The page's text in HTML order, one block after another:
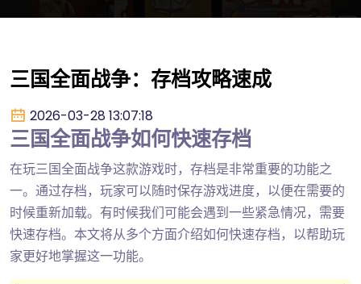
三国全面战争：存档攻略速成
2026-03-28 13:07:18
三国全面战争如何快速存档
在玩三国全面战争这款游戏时，存档是非常重要的功能之
一。通过存档，玩家可以随时保存游戏进度，以便在需要的
时候重新加载。有时候我们可能会遇到一些紧急情况，需要
快速存档。本文将从多个方面介绍如何快速存档，以帮助玩
家更好地掌握这一功能。